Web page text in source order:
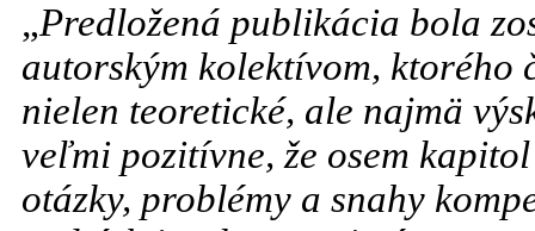
„Predložená publikácia bola
autorským kolektívom, ktorého
nielen teoretické, ale najmä
veľmi pozitívne, že osem
otázky, problémy a snahy